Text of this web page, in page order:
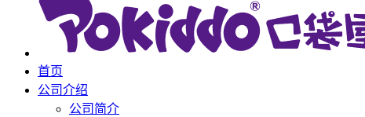
首页
公司介绍
公司简介